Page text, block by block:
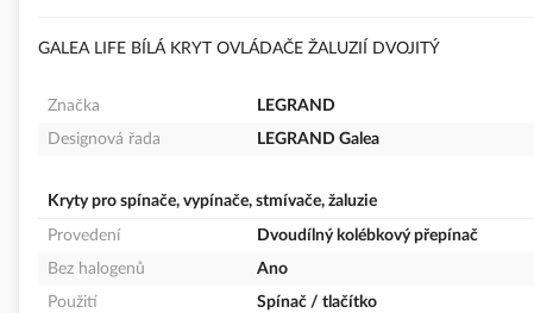
GALEA LIFE BÍLÁ KRYT OVLÁDAČE ŽALUZIÍ DVOJITÝ
Značka
LEGRAND
Designová řada
LEGRAND Galea
Kryty pro spínače, vypínače, stmívače, žaluzie
Provedení
Dvoudílný kolébkový přepínač
Bez halogenů
Ano
Použití
Spínač / tlačítko